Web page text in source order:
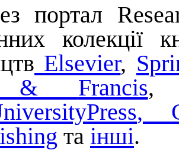
портал
колекції
Elsevier,
Francis
Press,
та інші.